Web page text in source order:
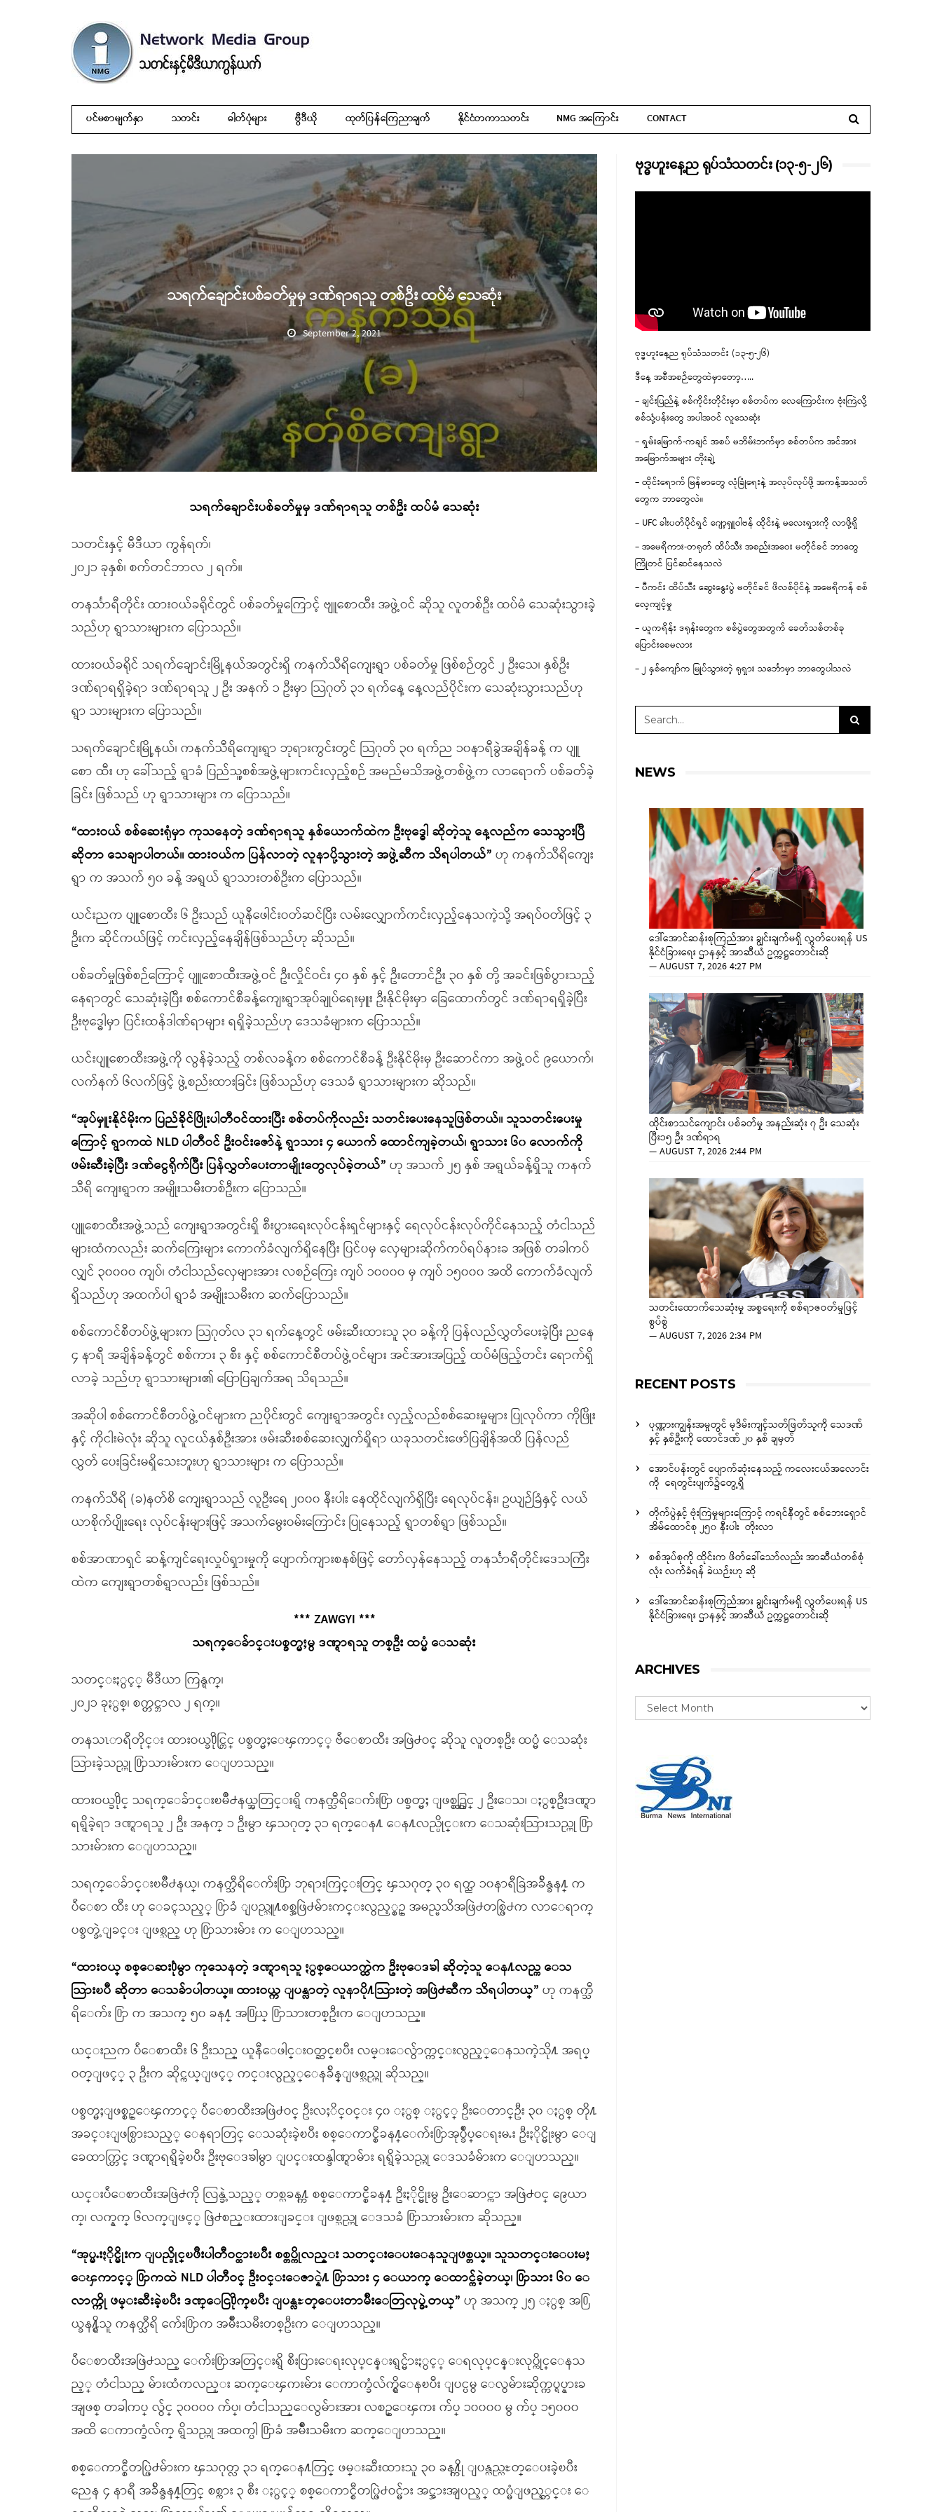
ပင်မစာမျက်နှာ သတင်း ဓါတ်ပုံများ ဗွီဒီယို ထုတ်ပြန်ကြေညာချက် နိုင်ငံတကာသတင်း NMG အကြောင်း CONTACT
သရက်ချောင်းပစ်ခတ်မှုမှ ဒဏ်ရာရသူ တစ်ဦး ထပ်မံ သေဆုံး
September 2, 2021
သရက်ချောင်းပစ်ခတ်မှုမှ ဒဏ်ရာရသူ တစ်ဦး ထပ်မံ သေဆုံး
သတင်းနှင့် မီဒီယာ ကွန်ရက်၊
၂၀၂၁ ခုနှစ်၊ စက်တင်ဘာလ ၂ ရက်။
တနင်္သာရီတိုင်း ထားဝယ်ခရိုင်တွင် ပစ်ခတ်မှုကြောင့် ဗျူစောထီး အဖွဲ့ဝင် ဆိုသူ လူတစ်ဦး ထပ်မံ သေဆုံးသွားခဲ့
သည်ဟု ရွာသားများက ပြောသည်။
ထားဝယ်ခရိုင် သရက်ချောင်းမြို့နယ်အတွင်းရှိ ကနက်သီရိကျေးရွာ ပစ်ခတ်မှု ဖြစ်စဉ်တွင် ၂ ဦးသေ၊ နှစ်ဦး
ဒဏ်ရာရရှိခဲ့ရာ ဒဏ်ရာရသူ ၂ ဦး အနက် ၁ ဦးမှာ သြဂုတ် ၃၁ ရက်နေ့ နေ့လည်ပိုင်းက သေဆုံးသွားသည်ဟု
ရွာ သားများက ပြောသည်။
သရက်ချောင်းမြို့နယ်၊ ကနက်သီရိကျေးရွာ ဘုရားကွင်းတွင် သြဂုတ် ၃၀ ရက်ည ၁၀နာရီခွဲအချိန်ခန့် က ပျူ
စော ထီး ဟု ခေါ်သည့် ရွာခံ ပြည်သူ့စစ်အဖွဲ့များကင်းလှည့်စဉ် အမည်မသိအဖွဲ့တစ်ဖွဲ့က လာရောက် ပစ်ခတ်ခဲ့
ခြင်း ဖြစ်သည် ဟု ရွာသားများ က ပြောသည်။
“ထားဝယ် စစ်ဆေးရုံမှာ ကုသနေတဲ့ ဒဏ်ရာရသူ နှစ်ယောက်ထဲက ဦးဗုဒ္ဓေါ ဆိုတဲ့သူ နေ့လည်က သေသွားပြီ
ဆိုတာ သေချာပါတယ်။ ထားဝယ်က ပြန်လာတဲ့ လူနာပို့သွားတဲ့ အဖွဲ့ဆီက သိရပါတယ်” ဟု ကနက်သီရိကျေး
ရွာ က အသက် ၅၀ ခန့် အရွယ် ရွာသားတစ်ဦးက ပြောသည်။
ယင်းညက ပျူစောထီး ၆ ဦးသည် ယူနီဖေါင်းဝတ်ဆင်ပြီး လမ်းလျှောက်ကင်းလှည့်နေသကဲ့သို့ အရပ်ဝတ်ဖြင့် ၃
ဦးက ဆိုင်ကယ်ဖြင့် ကင်းလှည့်နေချိန်ဖြစ်သည်ဟု ဆိုသည်။
ပစ်ခတ်မှုဖြစ်စဉ်ကြောင့် ပျူစောထီးအဖွဲ့ဝင် ဦးလှိုင်ဝင်း ၄၀ နှစ် နှင့် ဦးတောင်ဦး ၃၀ နှစ် တို့ အခင်းဖြစ်ပွားသည့်
နေရာတွင် သေဆုံးခဲ့ပြီး စစ်ကောင်စီခန့်ကျေးရွာအုပ်ချုပ်ရေးမှူး ဦးနိုင်မိုးမှာ ခြေထောက်တွင် ဒဏ်ရာရရှိခဲ့ပြီး
ဦးဗုဒ္ဓေါမှာ ပြင်းထန်ဒါဏ်ရာများ ရရှိခဲ့သည်ဟု ဒေသခံများက ပြောသည်။
ယင်းပျူစောထီးအဖွဲ့ကို လွန်ခဲ့သည့် တစ်လခန့်က စစ်ကောင်စီခန့် ဦးနိုင်မိုးမှ ဦးဆောင်ကာ အဖွဲ့ဝင် ၉ယောက်၊
လက်နက် ၆လက်ဖြင့် ဖွဲ့စည်းထားခြင်း ဖြစ်သည်ဟု ဒေသခံ ရွာသားများက ဆိုသည်။
“အုပ်မှူးနိုင်မိုးက ပြည်ခိုင်ဖြိုးပါတီဝင်ထားပြီး စစ်တပ်ကိုလည်း သတင်းပေးနေသူဖြစ်တယ်။ သူသတင်းပေးမှု
ကြောင့် ရွာကထဲ NLD ပါတီဝင် ဦးဝင်းဇော်နဲ့ ရွာသား ၄ ယောက် ထောင်ကျခဲ့တယ်၊ ရွာသား ၆၀ လောက်ကို
ဖမ်းဆီးခဲ့ပြီး ဒဏ်ငွေရိုက်ပြီး ပြန်လွှတ်ပေးတာမျိုးတွေလုပ်ခဲ့တယ်” ဟု အသက် ၂၅ နှစ် အရွယ်ခန့်ရှိသူ ကနက်
သီရိ ကျေးရွာက အမျိုးသမီးတစ်ဦးက ပြောသည်။
ပျူစောထီးအဖွဲ့သည် ကျေးရွာအတွင်းရှိ စီးပွားရေးလုပ်ငန်းရှင်များနှင့် ရေလုပ်ငန်းလုပ်ကိုင်နေသည့် တံငါသည်
များထံကလည်း ဆက်ကြေးများ ကောက်ခံလျက်ရှိနေပြီး ပြင်ပမှ လှေများဆိုက်ကပ်ရပ်နားခ အဖြစ် တခါကပ်
လျှင် ၃၀၀၀၀ ကျပ်၊ တံငါသည်လှေများအား လစဉ်ကြေး ကျပ် ၁၀၀၀၀ မှ ကျပ် ၁၅၀၀၀ အထိ ကောက်ခံလျက်
ရှိသည်ဟု အထက်ပါ ရွာခံ အမျိုးသမီးက ဆက်ပြောသည်။
စစ်ကောင်စီတပ်ဖွဲ့များက သြဂုတ်လ ၃၁ ရက်နေ့တွင် ဖမ်းဆီးထားသူ ၃၀ ခန့်ကို ပြန်လည်လွှတ်ပေးခဲ့ပြီး ညနေ
၄ နာရီ အချိန်ခန့်တွင် စစ်ကား ၃ စီး နှင့် စစ်ကောင်စီတပ်ဖွဲ့ဝင်များ အင်အားအပြည့် ထပ်မံဖြည့်တင်း ရောက်ရှိ
လာခဲ့ သည်ဟု ရွာသားများ၏ ပြောပြချက်အရ သိရသည်။
အဆိုပါ စစ်ကောင်စီတပ်ဖွဲ့ဝင်များက ညပိုင်းတွင် ကျေးရွာအတွင်း လှည့်လည်စစ်ဆေးမှုများ ပြုလုပ်ကာ ကိုဖြိုး
နှင့် ကိုငါးမဲလုံး ဆိုသူ လူငယ်နှစ်ဦးအား ဖမ်းဆီးစစ်ဆေးလျှက်ရှိရာ ယခုသတင်းဖော်ပြချိန်အထိ ပြန်လည်
လွှတ် ပေးခြင်းမရှိသေးဘူးဟု ရွာသားများ က ပြောသည်။
ကနက်သီရိ (ခ)နတ်စိ ကျေးရွာသည် လူဦးရေ ၂၀၀၀ နီးပါး နေထိုင်လျက်ရှိပြီး ရေလုပ်ငန်း၊ ဥယျဉ်ခြံနှင့် လယ်
ယာစိုက်ပျိုးရေး လုပ်ငန်းများဖြင့် အသက်မွေးဝမ်းကြောင်း ပြုနေသည့် ရွာတစ်ရွာ ဖြစ်သည်။
စစ်အာဏာရှင် ဆန့်ကျင်ရေးလှုပ်ရှားမှုကို ပျောက်ကျားစနစ်ဖြင့် တော်လှန်နေသည့် တနင်္သာရီတိုင်းဒေသကြီး
ထဲက ကျေးရွာတစ်ရွာလည်း ဖြစ်သည်။
*** ZAWGYI ***
သရက္ေခ်ာင္းပစ္ခတ္မႈမွ ဒဏ္ရာရသူ တစ္ဦး ထပ္မံ ေသဆုံး
သတင္းႏွင့္ မီဒီယာ ကြန္ရက္၊
၂၀၂၁ ခုႏွစ္၊ စက္တင္ဘာလ ၂ ရက္။
တနသၤာရီတိုင္း ထားဝယ္ခ႐ိုင္တြင္ ပစ္ခတ္မႈေၾကာင့္ ဗ်ဴေစာထီး အဖြဲ႕ဝင္ ဆိုသူ လူတစ္ဦး ထပ္မံ ေသဆုံး
သြားခဲ့သည္ဟု ႐ြာသားမ်ားက ေျပာသည္။
ထားဝယ္ခ႐ိုင္ သရက္ေခ်ာင္းၿမိဳ႕နယ္အတြင္းရွိ ကနက္သီရိေက်း႐ြာ ပစ္ခတ္မႈ ျဖစ္စဥ္တြင္ ၂ ဦးေသ၊ ႏွစ္ဦးဒဏ္ရာ
ရရွိခဲ့ရာ ဒဏ္ရာရသူ ၂ ဦး အနက္ ၁ ဦးမွာ ၾသဂုတ္ ၃၁ ရက္ေန႔ ေန႔လည္ပိုင္းက ေသဆုံးသြားသည္ဟု ႐ြာ
သားမ်ားက ေျပာသည္။
သရက္ေခ်ာင္းၿမိဳ႕နယ္၊ ကနက္သီရိေက်း႐ြာ ဘုရားကြင္းတြင္ ၾသဂုတ္ ၃၀ ရက္ည ၁၀နာရီခြဲအခ်ိန္ခန႔္ က
ပ်ဴေစာ ထီး ဟု ေခၚသည့္ ႐ြာခံ ျပည္သူ႔စစ္အဖြဲ႕မ်ားကင္းလွည့္စဥ္ အမည္မသိအဖြဲ႕တစ္ဖြဲ႕က လာေရာက္
ပစ္ခတ္ခဲ့ျခင္း ျဖစ္သည္ ဟု ႐ြာသားမ်ား က ေျပာသည္။
“ထားဝယ္ စစ္ေဆး႐ုံမွာ ကုသေနတဲ့ ဒဏ္ရာရသူ ႏွစ္ေယာက္ထဲက ဦးဗုေဒၶါ ဆိုတဲ့သူ ေန႔လည္က ေသ
သြားၿပီ ဆိုတာ ေသခ်ာပါတယ္။ ထားဝယ္က ျပန္လာတဲ့ လူနာပို႔သြားတဲ့ အဖြဲ႕ဆီက သိရပါတယ္” ဟု ကနက္သီ
ရိေက်း ႐ြာ က အသက္ ၅၀ ခန႔္ အ႐ြယ္ ႐ြာသားတစ္ဦးက ေျပာသည္။
ယင္းညက ပ်ဴေစာထီး ၆ ဦးသည္ ယူနီေဖါင္းဝတ္ဆင္ၿပီး လမ္းေလွ်ာက္ကင္းလွည့္ေနသကဲ့သို႔ အရပ္
ဝတ္ျဖင့္ ၃ ဦးက ဆိုင္ကယ္ျဖင့္ ကင္းလွည့္ေနခ်ိန္ျဖစ္သည္ဟု ဆိုသည္။
ပစ္ခတ္မႈျဖစ္စဥ္ေၾကာင့္ ပ်ဴေစာထီးအဖြဲ႕ဝင္ ဦးလႈိင္ဝင္း ၄၀ ႏွစ္ ႏွင့္ ဦးေတာင္ဦး ၃၀ ႏွစ္ တို႔
အခင္းျဖစ္ပြားသည့္ ေနရာတြင္ ေသဆုံးခဲ့ၿပီး စစ္ေကာင္စီခန႔္ေက်း႐ြာအုပ္ခ်ဳပ္ေရးမႉး ဦးႏိုင္မိုးမွာ ေျ
ခေထာက္တြင္ ဒဏ္ရာရရွိခဲ့ၿပီး ဦးဗုေဒၶါမွာ ျပင္းထန္ဒါဏ္ရာမ်ား ရရွိခဲ့သည္ဟု ေဒသခံမ်ားက ေျပာသည္။
ယင္းပ်ဴေစာထီးအဖြဲ႕ကို လြန္ခဲ့သည့္ တစ္လခန႔္က စစ္ေကာင္စီခန႔္ ဦးႏိုင္မိုးမွ ဦးေဆာင္ကာ အဖြဲ႕ဝင္ ၉ေယာ
က္၊ လက္နက္ ၆လက္ျဖင့္ ဖြဲ႕စည္းထားျခင္း ျဖစ္သည္ဟု ေဒသခံ ႐ြာသားမ်ားက ဆိုသည္။
“အုပ္မႉးႏိုင္မိုးက ျပည္ခိုင္ၿဖိဳးပါတီဝင္ထားၿပီး စစ္တပ္ကိုလည္း သတင္းေပးေနသူျဖစ္တယ္။ သူသတင္းေပးမႈ
ေၾကာင့္ ႐ြာကထဲ NLD ပါတီဝင္ ဦးဝင္းေဇာ္နဲ႔ ႐ြာသား ၄ ေယာက္ ေထာင္က်ခဲ့တယ္၊ ႐ြာသား ၆၀ ေ
လာက္ကို ဖမ္းဆီးခဲ့ၿပီး ဒဏ္ေငြ႐ိုက္ၿပီး ျပန္လႊတ္ေပးတာမ်ိဳးေတြလုပ္ခဲ့တယ္” ဟု အသက္ ၂၅ ႏွစ္ အ႐ြ
ယ္ခန႔္ရွိသူ ကနက္သီရိ ေက်း႐ြာက အမ်ိဳးသမီးတစ္ဦးက ေျပာသည္။
ပ်ဴေစာထီးအဖြဲ႕သည္ ေက်း႐ြာအတြင္းရွိ စီးပြားေရးလုပ္ငန္းရွင္မ်ားႏွင့္ ေရလုပ္ငန္းလုပ္ကိုင္ေနသ
ည့္ တံငါသည္ မ်ားထံကလည္း ဆက္ေၾကးမ်ား ေကာက္ခံလ်က္ရွိေနၿပီး ျပင္ပမွ ေလွမ်ားဆိုက္ကပ္ရပ္နားခ
အျဖစ္ တခါကပ္ လွ်င္ ၃၀၀၀၀ က်ပ္၊ တံငါသည္ေလွမ်ားအား လစဥ္ေၾကး က်ပ္ ၁၀၀၀၀ မွ က်ပ္ ၁၅၀၀၀
အထိ ေကာက္ခံလ်က္ ရွိသည္ဟု အထက္ပါ ႐ြာခံ အမ်ိဳးသမီးက ဆက္ေျပာသည္။
စစ္ေကာင္စီတပ္ဖြဲ႕မ်ားက ၾသဂုတ္လ ၃၁ ရက္ေန႔တြင္ ဖမ္းဆီးထားသူ ၃၀ ခန႔္ကို ျပန္လည္လႊတ္ေပးခဲ့ၿပီး
ညေန ၄ နာရီ အခ်ိန္ခန႔္တြင္ စစ္ကား ၃ စီး ႏွင့္ စစ္ေကာင္စီတပ္ဖြဲ႕ဝင္မ်ား အင္အားအျပည့္ ထပ္မံျဖည့္တင္း ေ
ဗုဒ္ဓဟူးနေ့ည ရုပ်သံသတင်း (၁၃-၅-၂၆)
ဗုဒ္ဓဟူးနေ့ည ရုပ်သံသတင်း (၁၃-၅-၂၆)
ဒီနေ့ အစီအစဉ်တွေထဲမှာတော့…..
– ချင်းပြည်နဲ့ စစ်ကိုင်းတိုင်းမှာ စစ်တပ်က လေကြောင်းက ဗုံးကြဲလို့
စစ်သုံ့ပန်းတွေ အပါအဝင် လူသေဆုံး
– ရှမ်းမြောက်-ကချင် အစပ် မဘိမ်းဘက်မှာ စစ်တပ်က အင်အား
အမြောက်အများ တိုးချဲ့
– ထိုင်းရောက် မြန်မာတွေ လုံခြုံရေးနဲ့ အလုပ်လုပ်ဖို့ အကန့်အသတ်
တွေက ဘာတွေလဲ။
– UFC ခါးပတ်ပိုင်ရှင် ဂျော့ရှူဝါဗန် ထိုင်းနဲ့ မလေးရှားကို လာဖို့ရှိ
– အမေရိကား-တရုတ် ထိပ်သီး အစည်းအဝေး မတိုင်ခင် ဘာတွေ
ကြိုတင် ပြင်ဆင်နေသလဲ
– ပီကင်း ထိပ်သီး ဆွေးနွေးပွဲ မတိုင်ခင် ဖိလစ်ပိုင်နဲ့ အမေရိကန် စစ်
လေ့ကျင့်မှု
– ယူကရိန်း ဒရုန်းတွေက စစ်ပွဲတွေအတွက် ခေတ်သစ်တစ်ခု
ပြောင်းစေမလား
– ၂ နှစ်ကျော်က မြုပ်သွားတဲ့ ရုရှား သင်္ဘောမှာ ဘာတွေပါသလဲ
NEWS
ဒေါ်အောင်ဆန်းစုကြည်အား ချွင်းချက်မရှိ လွှတ်ပေးရန် US
နိုင်ငံခြားရေး ဌာနနှင့် အာဆီယံ ဥက္ကဋ္ဌတောင်းဆို
—AUGUST 7, 2026 4:27 PM
ထိုင်းစာသင်ကျောင်း ပစ်ခတ်မှု အနည်းဆုံး ၇ ဦး သေဆုံး
ပြီး၁၅ ဦး ဒဏ်ရာရ
—AUGUST 7, 2026 2:44 PM
သတင်းထောက်သေဆုံးမှု အစ္စရေးကို စစ်ရာဇဝတ်မှုဖြင့်
စွပ်စွဲ
—AUGUST 7, 2026 2:34 PM
RECENT POSTS
ပုဏ္ဏားကျွန်းအမှုတွင် မုဒိမ်းကျင့်သတ်ဖြတ်သူကို သေဒဏ်
နှင့် နှစ်ဦးကို ထောင်ဒဏ် ၂၀ နှစ် ချမှတ်
အောင်ပန်းတွင် ပျောက်ဆုံးနေသည့် ကလေးငယ်အလောင်း
ကို ရေတွင်းပျက်၌တွေ့ရှိ
တိုက်ပွဲနှင့် ဗုံးကြဲမှုများကြောင့် ကရင်နီတွင် စစ်ဘေးရှောင်
အိမ်ထောင်စု ၂၅၀ နီးပါး တိုးလာ
စစ်အုပ်စုကို ထိုင်းက ဖိတ်ခေါ်သော်လည်း အာဆီယံတစ်စုံ
လုံး လက်ခံရန် ခဲယဉ်းဟု ဆို
ဒေါ်အောင်ဆန်းစုကြည်အား ချွင်းချက်မရှိ လွှတ်ပေးရန် US
နိုင်ငံခြားရေး ဌာနနှင့် အာဆီယံ ဥက္ကဋ္ဌတောင်းဆို
ARCHIVES